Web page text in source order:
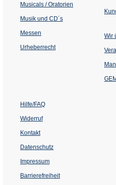
Musicals / Oratorien
Musik und CD´s
Messen
Urheberrecht
Wir
Hilfe/FAQ
Widerruf
Kontakt
Datenschutz
Impressum
Barrierefreiheit